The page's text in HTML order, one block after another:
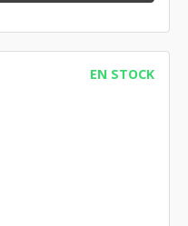
EN STOCK